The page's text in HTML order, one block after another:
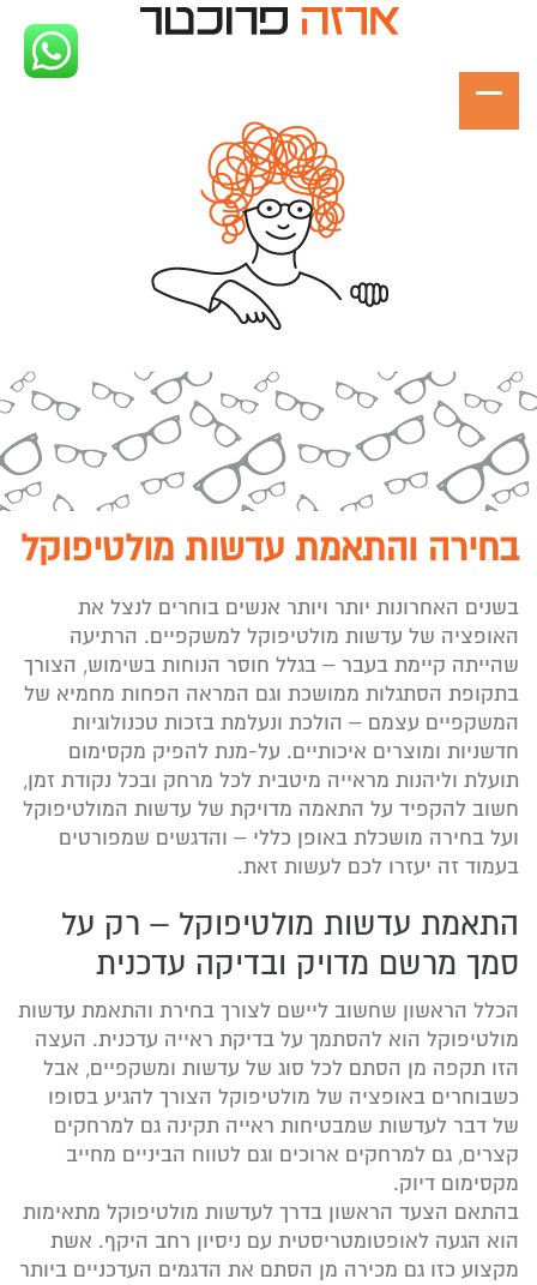
בחירה והתאמת עדשות מולטיפוקל
בשנים האחרונות יותר ויותר אנשים בוחרים לנצל את
האופציה של עדשות מולטיפוקל למשקפיים. הרתיעה
שהייתה קיימת בעבר – בגלל חוסר הנוחות בשימוש, הצורך
בתקופת הסתגלות ממושכת וגם המראה הפחות מחמיא של
המשקפיים עצמם – הולכת ונעלמת בזכות טכנולוגיות
חדשניות ומוצרים איכותיים. על-מנת להפיק מקסימום
תועלת וליהנות מראייה מיטבית לכל מרחק ובכל נקודת זמן,
חשוב להקפיד על התאמה מדויקת של עדשות המולטיפוקל
ועל בחירה מושכלת באופן כללי – והדגשים שמפורטים
בעמוד זה יעזרו לכם לעשות זאת.
התאמת עדשות מולטיפוקל – רק על
סמך מרשם מדויק ובדיקה עדכנית
הכלל הראשון שחשוב ליישם לצורך בחירת והתאמת עדשות
מולטיפוקל הוא להסתמך על בדיקת ראייה עדכנית. העצה
הזו תקפה מן הסתם לכל סוג של עדשות ומשקפיים, אבל
כשבוחרים באופציה של מולטיפוקל הצורך להגיע בסופו
של דבר לעדשות שמבטיחות ראייה תקינה גם למרחקים
קצרים, גם למרחקים ארוכים וגם לטווח הביניים מחייב
מקסימום דיוק.
בהתאם הצעד הראשון בדרך לעדשות מולטיפוקל מתאימות
הוא הגעה לאופטומטריסטית עם ניסיון רחב היקף. אשת
מקצוע כזו גם מכירה מן הסתם את הדגמים העדכניים ביותר